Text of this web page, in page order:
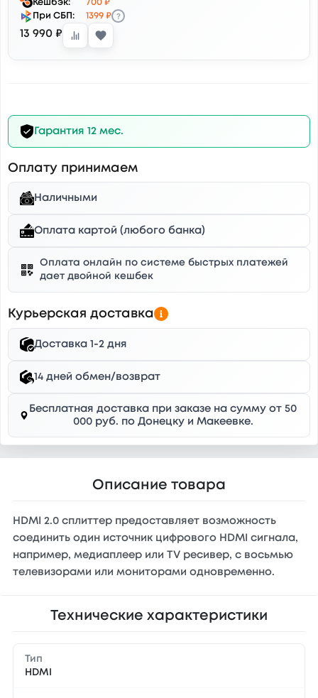
Кешбэк:
700 ₽
При СБП:
1399 ₽ ?
13 990 ₽
Гарантия 12 мес.
Оплату принимаем
Наличными
Оплата картой (любого банка)
Оплата онлайн по системе быстрых платежей
дает двойной кешбек
Курьерская доставка
Доставка 1-2 дня
14 дней обмен/возврат
Бесплатная доставка при заказе на сумму от 50
000 руб. по Донецку и Макеевке.
Описание товара
HDMI 2.0 сплиттер предоставляет возможность
соединить один источник цифрового HDMI сигнала,
например, медиаплеер или TV ресивер, с восьмью
телевизорами или мониторами одновременно.
Технические характеристики
Тип
HDMI